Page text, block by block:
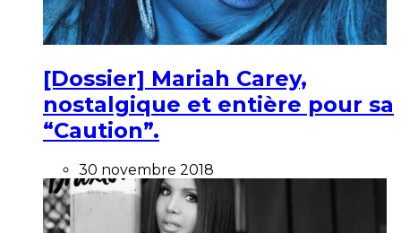
[Dossier] Mariah Carey,
nostalgique et entière pour sa
“Caution”.
30 novembre 2018